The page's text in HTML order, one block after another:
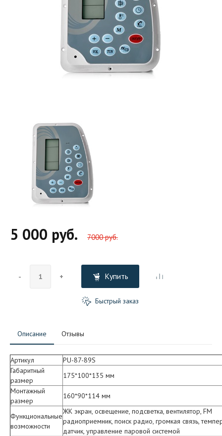
5 000 руб. 7000 руб.
- + Купить
Быстрый заказ
Описание Отзывы
Артикул
PU-87-89S
Габаритный
размер
175*100*135 мм
Монтажный
размер
160*90*114 мм
Функциональные
возможности
ЖК экран, освещение, подсветка, вентилятор, FM
радиоприемник, поиск радио, громкая связь,
датчик, управление паровой системой